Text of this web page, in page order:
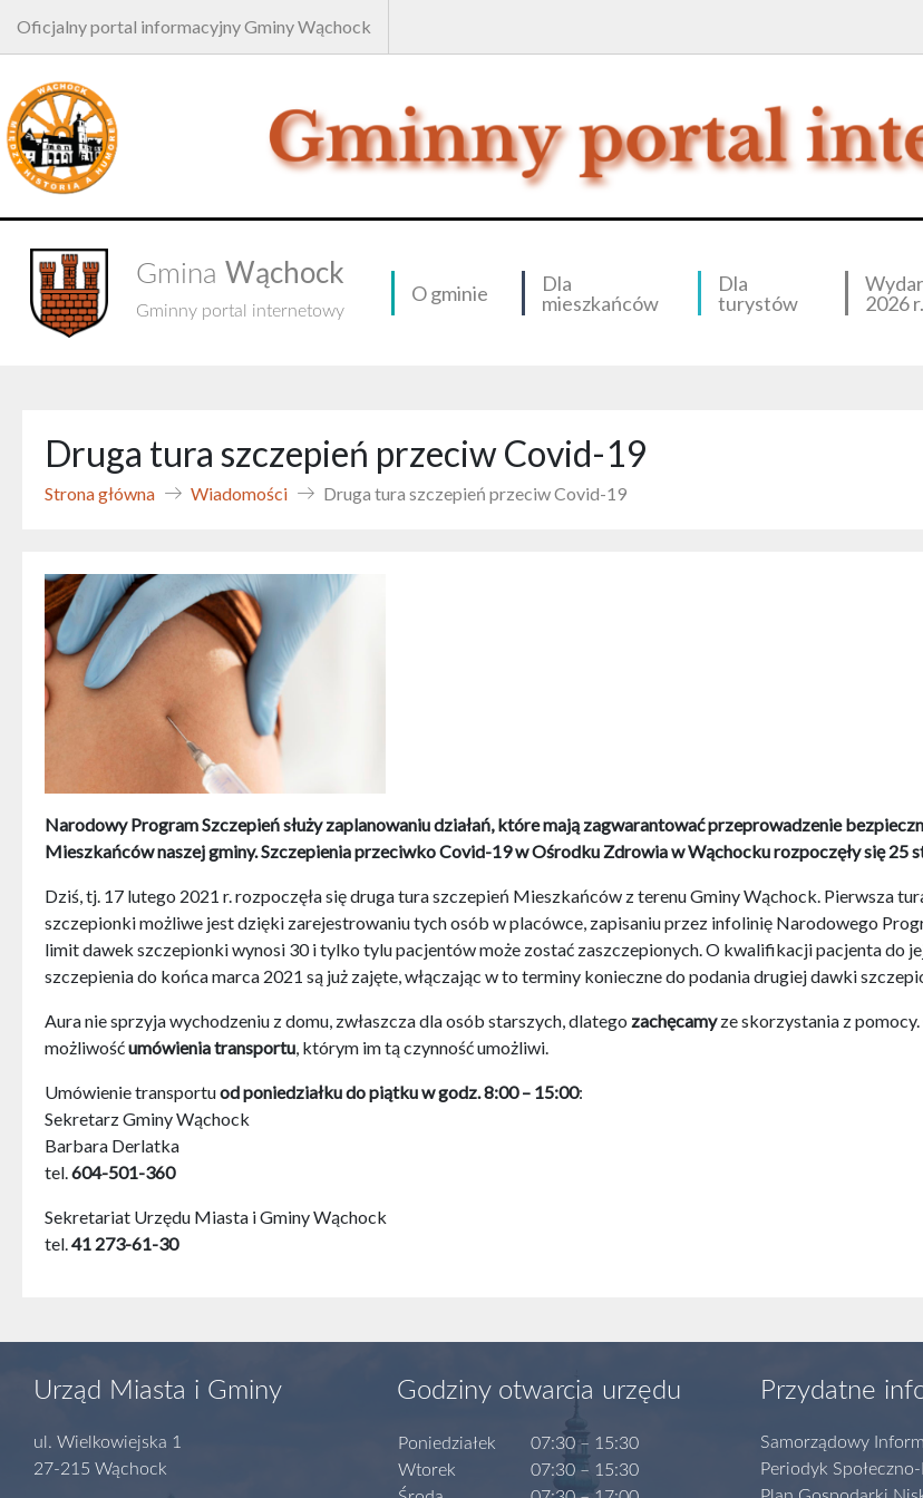
Oficjalny portal informacyjny Gminy Wąchock
Gmina Wąchock
Gminny portal internetowy
O gminie
Dla
mieszkańców
Dla
turystów
2026 r.
Druga tura szczepień przeciw Covid-19
Strona główna Wiadomości Druga tura szczepień przeciw Covid-19
Narodowy Program Szczepień służy zaplanowaniu działań, które mają zagwarantować przeprowadzenie
Mieszkańców naszej gminy. Szczepienia przeciwko Covid-19 w Ośrodku Zdrowia w Wąchocku rozpoczęły się 25
Dziś, tj. 17 lutego 2021 r. rozpoczęła się druga tura szczepień Mieszkańców z terenu Gminy Wąchock. Pierwsza
szczepionki możliwe jest dzięki zarejestrowaniu tych osób w placówce, zapisaniu przez infolinię Narodowego
limit dawek szczepionki wynosi 30 i tylko tylu pacjentów może zostać zaszczepionych. O kwalifikacji pacjenta do
szczepienia do końca marca 2021 są już zajęte, włączając w to terminy konieczne do podania drugiej dawki
Aura nie sprzyja wychodzeniu z domu, zwłaszcza dla osób starszych, dlatego zachęcamyze skorzystania z
możliwośćumówienia transportu, którym im tą czynność umożliwi.
Umówienie transportuod poniedziałku do piątku w godz. 8:00 – 15:00:
Sekretarz Gminy Wąchock
Barbara Derlatka
tel.604-501-360
Sekretariat Urzędu Miasta i Gminy Wąchock
tel.41 273-61-30
Urząd Miasta i Gminy
ul. Wielkowiejska 1
27-215 Wąchock
Godziny otwarcia urzędu
Poniedziałek
Wtorek
07:30 – 15:30
07:30 – 15:30
Przydatne
Samorządowy
Periodyk